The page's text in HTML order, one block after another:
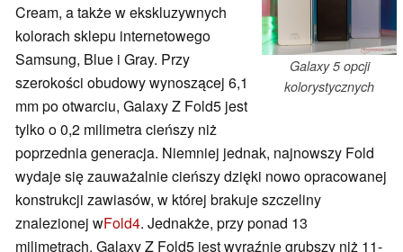
Galaxy 5 opcji
kolorystycznych
Cream, a także w ekskluzywnych
kolorach sklepu internetowego
Samsung, Blue i Gray. Przy
szerokości obudowy wynoszącej 6,1
mm po otwarciu, Galaxy Z Fold5 jest
tylko o 0,2 milimetra cieńszy niż
poprzednia generacja. Niemniej jednak, najnowszy Fold
wydaje się zauważalnie cieńszy dzięki nowo opracowanej
konstrukcji zawiasów, w której brakuje szczeliny
znalezionej wFold4. Jednakże, przy ponad 13
milimetrach, Galaxy Z Fold5 jest wyraźnie grubszy niż 11-